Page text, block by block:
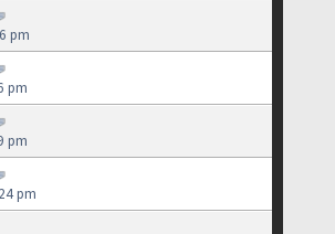
pm
pm
pm
pm